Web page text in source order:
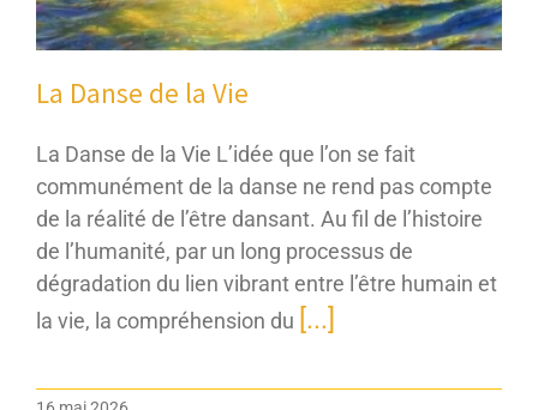
La Danse de la Vie
La Danse de la Vie L’idée que l’on se fait
communément de la danse ne rend pas compte
de la réalité de l’être dansant. Au fil de l’histoire
de l’humanité, par un long processus de
dégradation du lien vibrant entre l’être humain et
la vie, la compréhension du [...]